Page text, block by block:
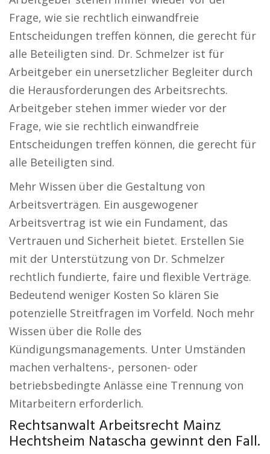
Frage, wie sie rechtlich einwandfreie
Entscheidungen treffen können, die gerecht für
alle Beteiligten sind. Dr. Schmelzer ist für
Arbeitgeber ein unersetzlicher Begleiter durch
die Herausforderungen des Arbeitsrechts.
Arbeitgeber stehen immer wieder vor der
Frage, wie sie rechtlich einwandfreie
Entscheidungen treffen können, die gerecht für
alle Beteiligten sind.
Mehr Wissen über die Gestaltung von
Arbeitsverträgen. Ein ausgewogener
Arbeitsvertrag ist wie ein Fundament, das
Vertrauen und Sicherheit bietet. Erstellen Sie
mit der Unterstützung von Dr. Schmelzer
rechtlich fundierte, faire und flexible Verträge.
Bedeutend weniger Kosten So klären Sie
potenzielle Streitfragen im Vorfeld. Noch mehr
Wissen über die Rolle des
Kündigungsmanagements. Unter Umständen
machen verhaltens-, personen- oder
betriebsbedingte Anlässe eine Trennung von
Mitarbeitern erforderlich.
Rechtsanwalt Arbeitsrecht Mainz
Hechtsheim Natascha gewinnt den Fall.